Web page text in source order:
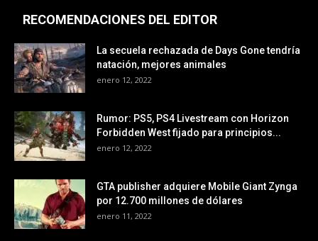
RECOMENDACIONES DEL EDITOR
La secuela rechazada de Days Gone tendría
natación, mejores animales
enero 12, 2022
Rumor: PS5, PS4 Livestream con Horizon
Forbidden West fijado para principios...
enero 12, 2022
GTA publisher adquiere Mobile Giant Zynga
por 12.700 millones de dólares
enero 11, 2022